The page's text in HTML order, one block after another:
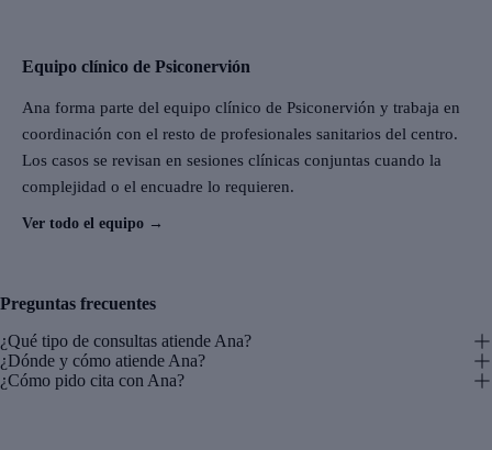
Equipo clínico de Psiconervión
Ana forma parte del equipo clínico de Psiconervión y trabaja en
coordinación con el resto de profesionales sanitarios del centro.
Los casos se revisan en sesiones clínicas conjuntas cuando la
complejidad o el encuadre lo requieren.
Ver todo el equipo →
Preguntas frecuentes
¿Qué tipo de consultas atiende Ana?
¿Dónde y cómo atiende Ana?
¿Cómo pido cita con Ana?